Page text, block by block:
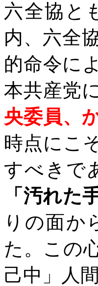
六全協と
内、六全
的命令に
本共産党
央委員、
時点にこ
すべきで
「汚れた
りの面か
た。この
己中」人